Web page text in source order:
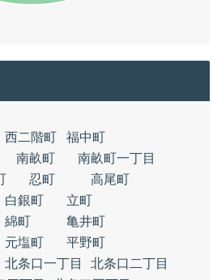
西二階町
福中町
南畝町
南畝町一丁目
忍町
高尾町
白銀町
立町
綿町
亀井町
元塩町
平野町
北条口一丁目
北条口二丁目